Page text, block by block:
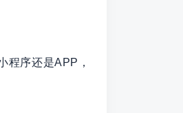
程序还是APP，